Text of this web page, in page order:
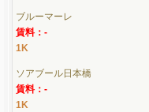
ブルーマーレ
賃料：-
1K
ソアブール日本橋
賃料：-
1K